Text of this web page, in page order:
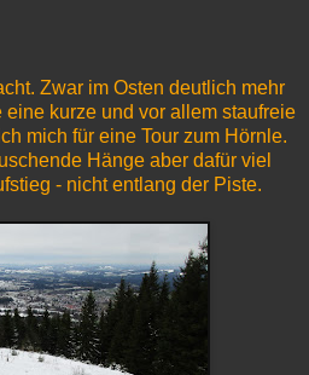
Zwar im Osten deutlich mehr
kurze und vor allem staufreie
mich für eine Tour zum Hörnle.
Hänge aber dafür viel
- nicht entlang der Piste.